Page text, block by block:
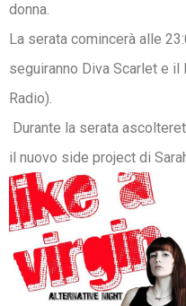
donna.
La serata comincerà alle
seguiranno Diva Scarlet e
Radio).
Durante la serata
il nuovo side project di